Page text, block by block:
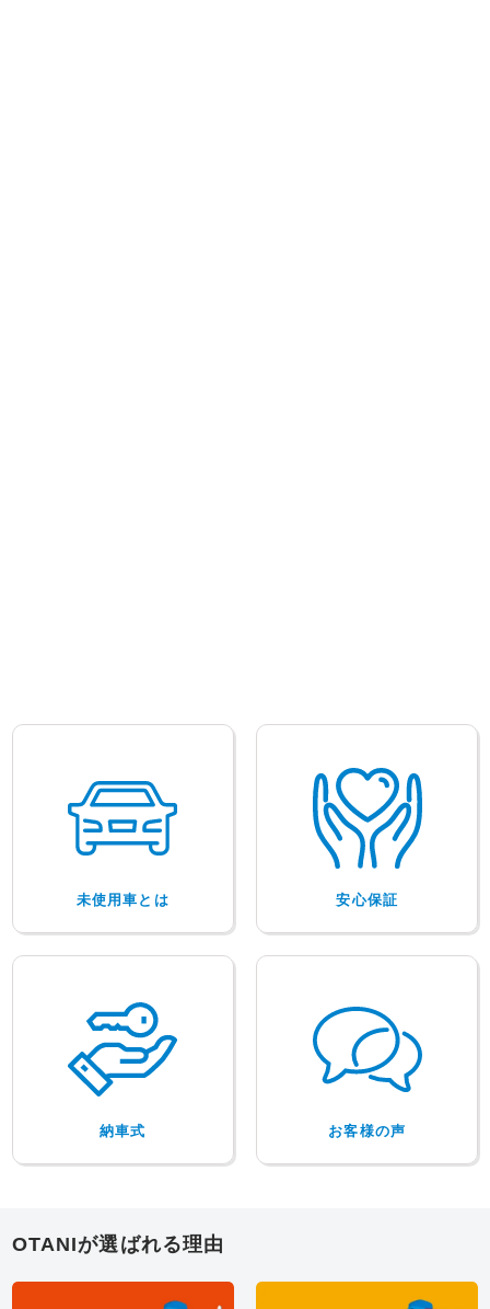
未使用車とは 安心保証
納車式 お客様の声
OTANIが選ばれる理由